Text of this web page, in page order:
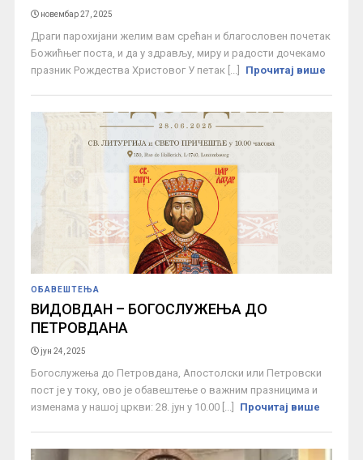
новембар 27, 2025
Драги парохијани желим вам срећан и благословен почетак
Божићњег поста, и да у здрављу, миру и радости дочекамо
празник Рождества Христовог У петак [...]
Прочитај више
ОБАВЕШТЕЊА
ВИДОВДАН – БОГОСЛУЖЕЊА ДО
ПЕТРОВДАНА
јун 24, 2025
Богослужења до Петровдана, Апостолски или Петровски
пост је у току, ово је обавештење о важним празницима и
изменама у нашој цркви: 28. јун у 10.00 [...]
Прочитај више